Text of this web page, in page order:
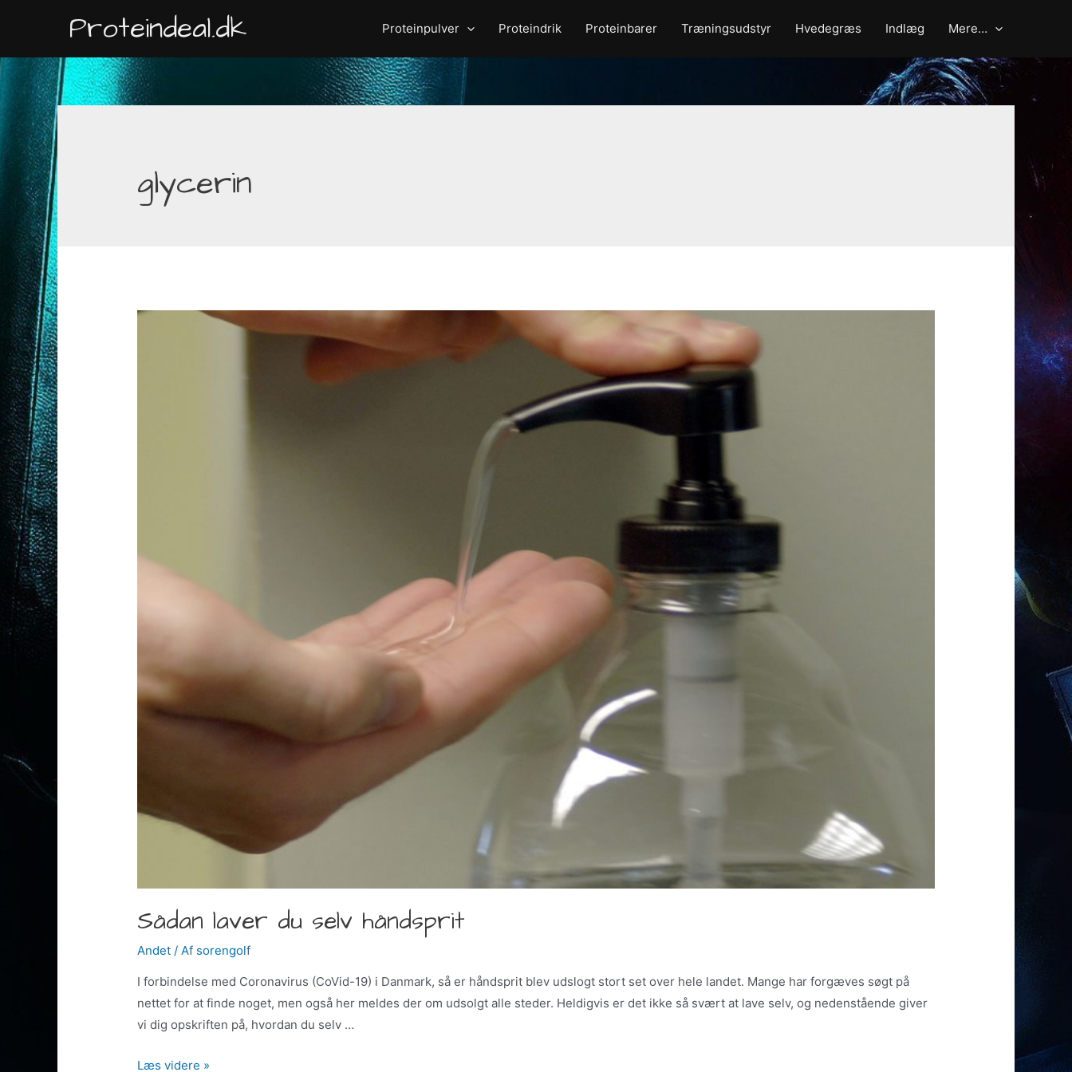
Proteindeal.dk Proteinpulver Proteindrik Proteinbarer Træningsudstyr Hvedegræs Indlæg Mere…
glycerin
Sådan laver du selv håndsprit
Andet / Af sorengolf
I forbindelse med Coronavirus (CoVid-19) i Danmark, så er håndsprit blev udslogt stort set over hele landet. Mange har forgæves søgt på
nettet for at finde noget, men også her meldes der om udsolgt alle steder. Heldigvis er det ikke så svært at lave selv, og nedenstående giver
vi dig opskriften på, hvordan du selv …
Sådan
Læs videre »